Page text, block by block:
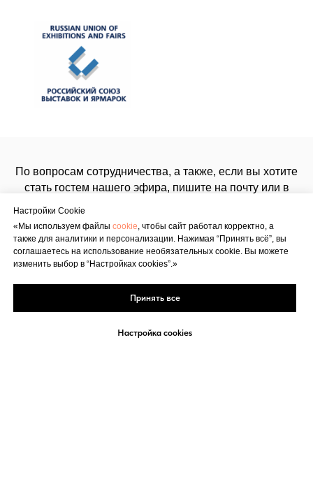
По вопросам сотрудничества, а также, если вы хотите
стать гостем нашего эфира, пишите на почту или в
E-mail: manukovskaya@expomap.ru
Соцсети:Facebook|Instagram
Настройки Cookie
«Мы используем файлы cookie, чтобы сайт работал корректно, а
также для аналитики и персонализации. Нажимая “Принять всё”, вы
соглашаетесь на использование необязательных cookie. Вы можете
изменить выбор в “Настройках cookies”.»
Принять все
Настройка cookies